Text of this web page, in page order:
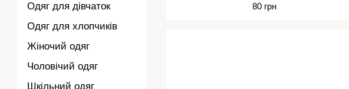
80 грн
Одяг для дівчаток
Одяг для хлопчиків
Жіночий одяг
Чоловічий одяг
Шкільний одяг